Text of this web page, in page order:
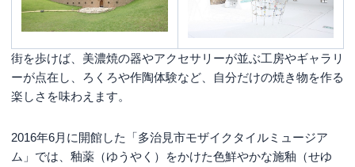
街を歩けば、美濃焼の器やアクセサリーが並ぶ工房やギャラリ
ーが点在し、ろくろや作陶体験など、自分だけの焼き物を作る
楽しさを味わえます。
2016年6月に開館した「多治見市モザイクタイルミュージア
ム」では、釉薬（ゆうやく）をかけた色鮮やかな施釉（せゆ